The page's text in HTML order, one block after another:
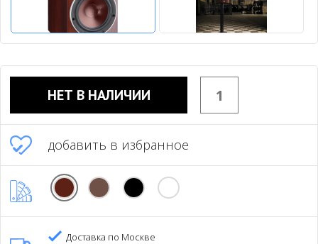
НЕТ В НАЛИЧИИ
добавить в избранное
Доставка по Москве